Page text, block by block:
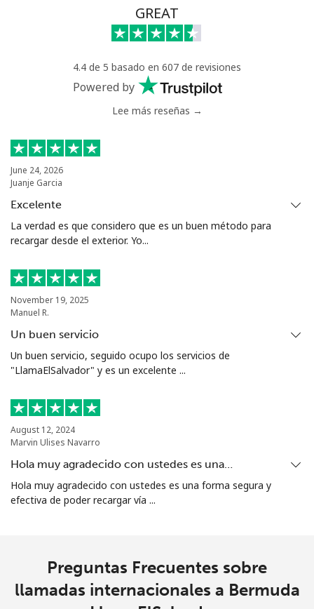
GREAT
4.4 de 5 basado en 607 de revisiones
Powered by
Lee más reseñas →
June 24, 2026
Juanje Garcia
Excelente
La verdad es que considero que es un buen método para
recargar desde el exterior. Yo...
November 19, 2025
Manuel R.
Un buen servicio
Un buen servicio, seguido ocupo los servicios de
"LlamaElSalvador" y es un excelente ...
August 12, 2024
Marvin Ulises Navarro
Hola muy agradecido con ustedes es una…
Hola muy agradecido con ustedes es una forma segura y
efectiva de poder recargar vía ...
Preguntas Frecuentes sobre
llamadas internacionales a Bermuda